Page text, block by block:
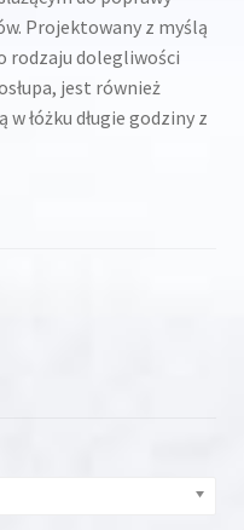
Projektowany z myślą
rodzaju dolegliwości
jest również
łóżku długie godziny z